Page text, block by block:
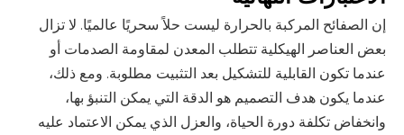
إن الصفائح المركبة بالحرارة ليست حلاً سحريًا عالميًا. لا تزال
بعض العناصر الهيكلية تتطلب المعدن لمقاومة الصدمات أو
عندما تكون القابلية للتشكيل بعد التثبيت مطلوبة. ومع ذلك،
عندما يكون هدف التصميم هو الدقة التي يمكن التنبؤ بها،
وانخفاض تكلفة دورة الحياة، والعزل الذي يمكن الاعتماد عليه